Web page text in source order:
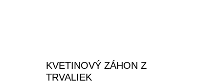
KVETINOVÝ ZÁHON Z
TRVALIEK